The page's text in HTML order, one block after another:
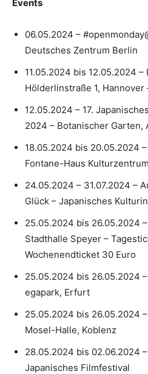
Events
06.05.2024 –
Deutsches Zentrum Berlin
11.05.2024 bis 12.05.2024 –
Hölderlinstraße 1, Hannover
12.05.2024 – 17.
2024 – Botanischer Garten,
18.05.2024 bis 20.05.2024
Fontane-Haus
24.05.2024 – 31.07.2024 –
Glück – Japanisches
25.05.2024 bis 26.05.2024
Stadthalle Speyer –
Wochenendticket 30 Euro
25.05.2024 bis 26.05.2024
egapark, Erfurt
25.05.2024 bis 26.05.2024
Mosel-Halle, Koblenz
28.05.2024 bis 02.06.2024
Japanisches Filmfestival